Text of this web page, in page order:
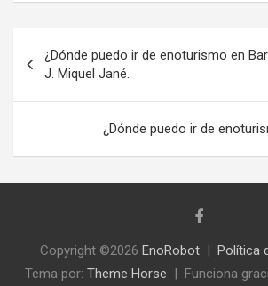
de
entradas
¿Dónde puedo ir de enoturismo en
J. Miquel Jané.
¿Dónde puedo ir de
Copyright ©2026 EnoRobot
Política
Tema por: Theme Horse Funciona